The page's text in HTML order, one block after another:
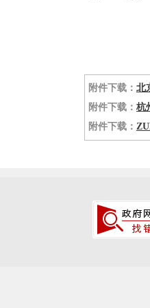
附件下载： 北
附件下载： 杭
附件下载：